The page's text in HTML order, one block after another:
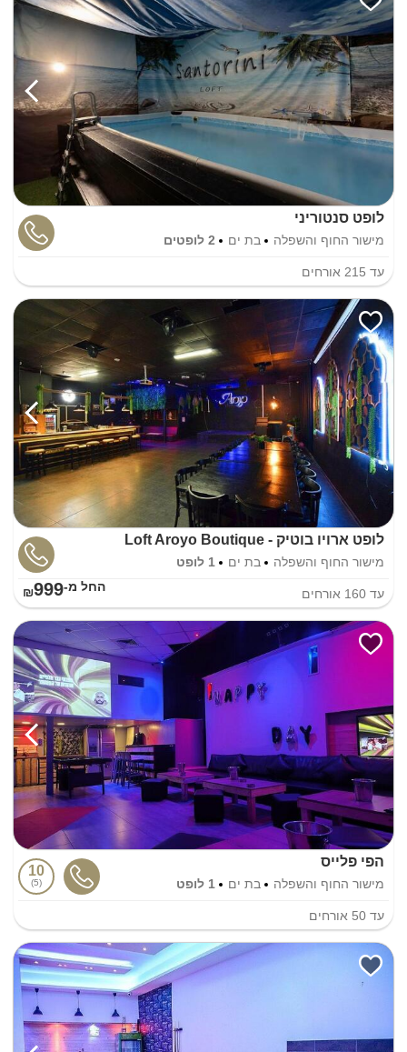
לופט סנטוריני
מישור החוף והשפלה בת ים 2 לופטים
עד 215 אורחים
לופט ארויו בוטיק - Loft Aroyo Boutique
מישור החוף והשפלה בת ים 1 לופט
עד 160 אורחים החל מ-₪999
הפי פלייס
מישור החוף והשפלה בת ים 1 לופט
10
5
עד 50 אורחים